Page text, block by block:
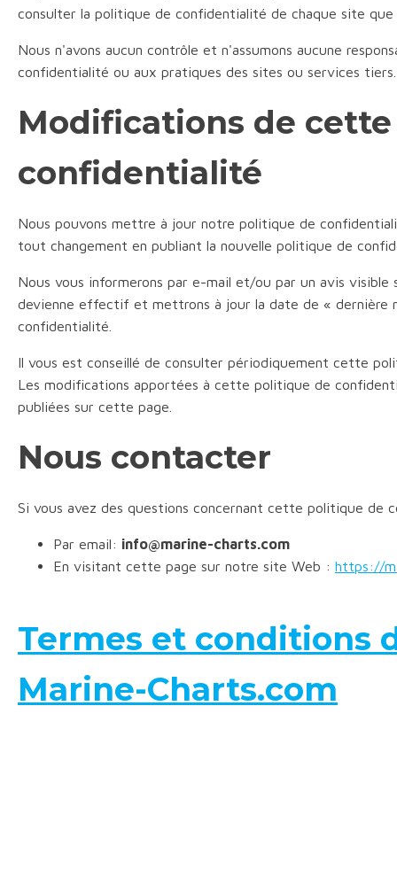
consulter la politique de confidentialité de chaque site
Nous n'avons aucun contrôle et n'assumons aucune
confidentialité ou aux pratiques des sites ou services tiers.
Modifications de
confidentialité
Nous pouvons mettre à jour notre politique de
tout changement en publiant la nouvelle politique de
Nous vous informerons par e-mail et/ou par un avis
devienne effectif et mettrons à jour la date de « dernière
confidentialité.
Il vous est conseillé de consulter périodiquement cette
Les modifications apportées à cette politique de
publiées sur cette page.
Nous contacter
Si vous avez des questions concernant cette politique de
Par email: info@marine-charts.com
En visitant cette page sur notre site Web : https://
Termes et conditions
Marine-Charts.com